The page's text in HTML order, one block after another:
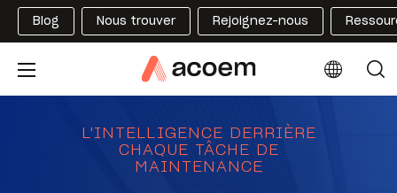
Blog Nous trouver Rejoignez-nous
L'INTELLIGENCE DERRIÈRE
CHAQUE TÂCHE DE
MAINTENANCE